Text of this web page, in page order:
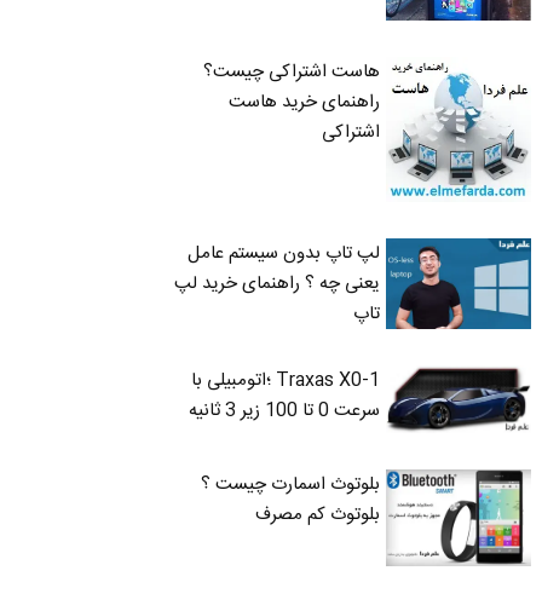
هاست اشتراکی چیست؟
راهنمای خرید هاست
اشتراکی
لپ تاپ بدون سیستم عامل
یعنی چه ؟ راهنمای خرید لپ
تاپ
Traxas X0-1 ؛اتومبیلی با
سرعت 0 تا 100 زیر 3 ثانیه
بلوتوث اسمارت چیست ؟
بلوتوث کم مصرف